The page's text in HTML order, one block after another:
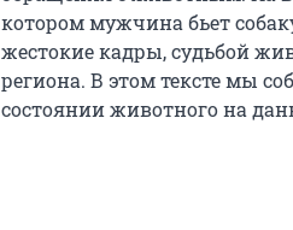
котором мужчина бьет
жестокие кадры, судьбой
региона. В этом тексте мы
состоянии животного на